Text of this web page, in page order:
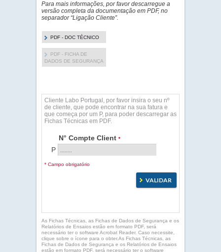
PDF - DOC TÉCNICO
PDF - FICHA DE
DADOS DE SEGURANÇA
Cliente Labo Portugal, por favor insira o seu nº
de cliente, que pode encontrar na sua fatura e
que começa por um P, para poder descarregar as
Fichas Técnicas em PDF.
N° Compte Client *
P
* Campo obrigatório
As Fichas Técnicas, as Fichas de Dados de Segurança e os
Relatórios de Ensaios estão em formato PDF, será
necessário ter o software Acrobat Reader. Caso necessite,
clique sobre o ícone para o obter.As Fichas Técnicas, as
Fichas de Dados de Segurança e os Relatórios de Ensaios
estão em formato PDF, será necessário ter o software
Para mais informações, por favor descarregue a
versão completa da documentação em PDF, no
separador “Ligação Cliente”.